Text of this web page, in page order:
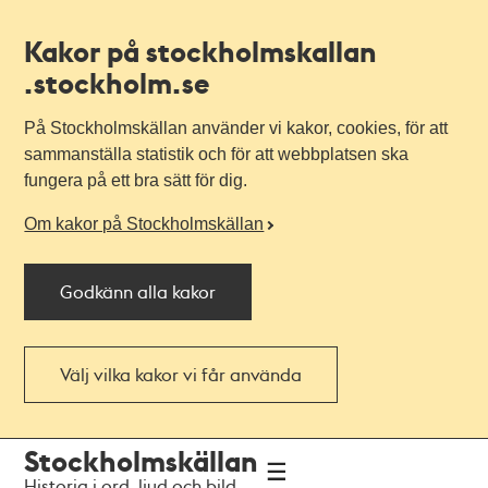
Kakor på stockholmskallan
.stockholm.se
På Stockholmskällan använder vi kakor, cookies, för att
sammanställa statistik och för att webbplatsen ska
fungera på ett bra sätt för dig.
Om kakor på Stockholmskällan
Godkänn alla kakor
Välj vilka kakor vi får använda
navigationen
huvudinnehållet
Stockholmskällan